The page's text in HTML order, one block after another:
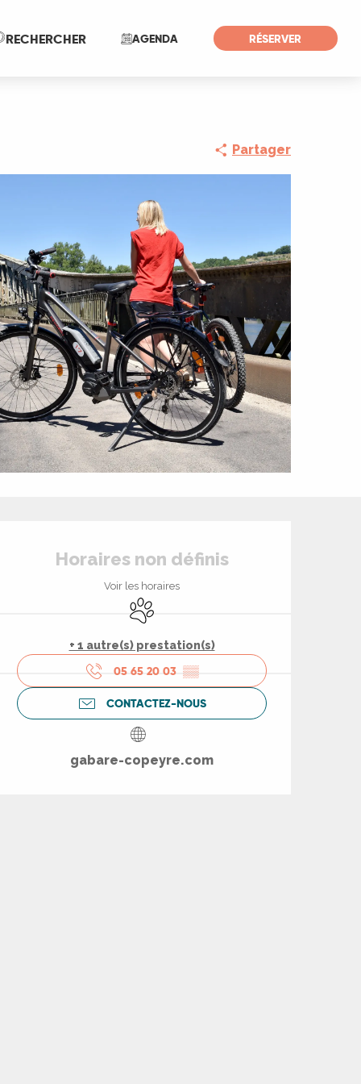
AGENDA RÉSERVER
RECHERCHERRecherche
Partager
et
Horaires non définis
Voir les horaires
Animaux acceptés
+ 1 autre(s) prestation(s)
05 65 20 03 ▒▒
CONTACTEZ-NOUS
gabare-copeyre.com